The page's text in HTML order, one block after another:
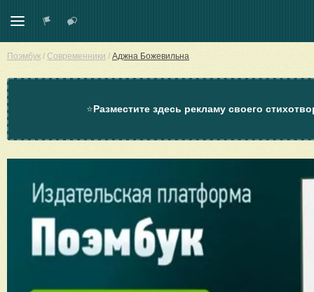
Поэмбук / Современники / Аджна Божевильна
⭐Разместите здесь рекламу своего